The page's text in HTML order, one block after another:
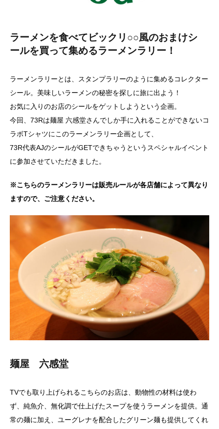
ラーメンを食べてビックリ○○風のおまけシ
ールを買って集めるラーメンラリー！
ラーメンラリーとは、スタンプラリーのように集めるコレクター
シール。美味しいラーメンの秘密を探しに旅に出よう！
お気に入りのお店のシールをゲットしようという企画。
今回、73Rは麺屋 六感堂さんでしか手に入れることができないコ
ラボTシャツにこのラーメンラリー企画として、
73R代表AJのシールがGETできちゃうというスペシャルイベント
に参加させていただきました。
※こちらのラーメンラリーは販売ルールが各店舗によって異なり
ますので、ご注意ください。
麺屋 六感堂
TVでも取り上げられるこちらのお店は、動物性の材料は使わ
ず、純魚介、無化調で仕上げたスープを使うラーメンを提供。通
常の麺に加え、ユーグレナを配合したグリーン麺も提供してくれ